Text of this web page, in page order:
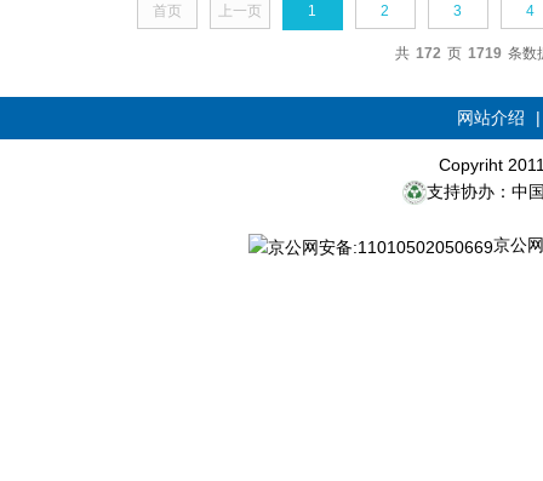
首页 上一页 1 2 3 4
共 172 页 1719 条数
网站介绍
Copyriht
支持协办：中
京公